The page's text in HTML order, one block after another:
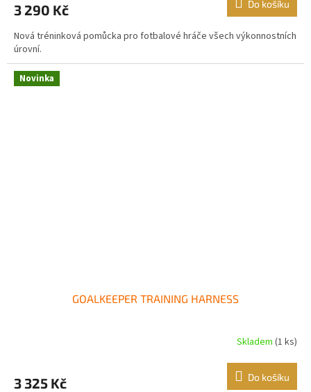
3 290 Kč Do košíku
Nová tréninková pomůcka pro fotbalové hráče všech výkonnostních
úrovní.
Novinka
GOALKEEPER TRAINING HARNESS
Skladem (1 ks)
3 325 Kč Do košíku